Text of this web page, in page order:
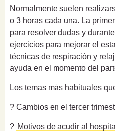
Normalmente suelen
o 3 horas cada una. La
para resolver dudas y
ejercicios para mejorar el
técnicas de respiración y
ayuda en el momento del
Los temas más habituales
? Cambios en el tercer
? Motivos de acudir al hospital